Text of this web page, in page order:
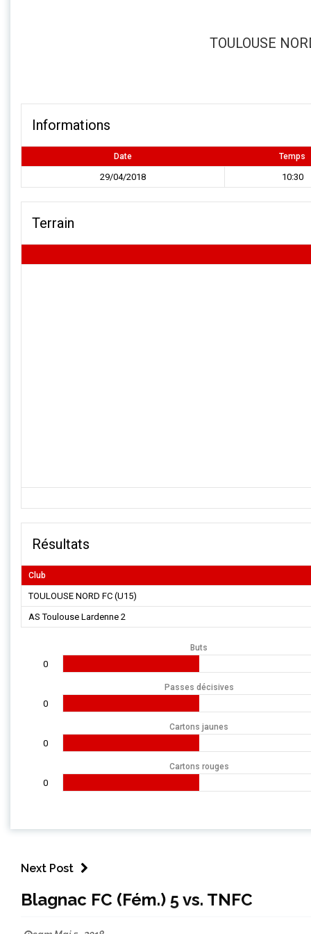
TOULOUSE
Informations
Date Temps
29/04/2018 10:30
Terrain
Résultats
Club
TOULOUSE NORD FC (U15)
AS Toulouse Lardenne 2
Buts
0
Passes décisives
0
Cartons jaunes
0
Cartons rouges
0
Next Post
Blagnac FC (Fém.) 5 vs. TNFC